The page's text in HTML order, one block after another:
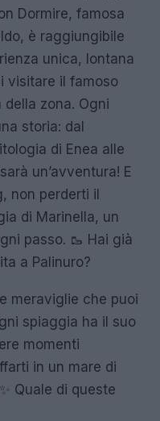
Dormire, famosa
è raggiungibile
unica, lontana
visitare il famoso
della zona. Ogni
storia: dal
di Enea alle
un’avventura! E
non perderti il
di Marinella, un
passo. 🥾 Hai già
a Palinuro?
meraviglie che puoi
spiaggia ha il suo
momenti
in un mare di
Quale di queste